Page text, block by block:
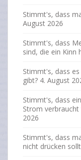
Stimmt's, dass
August 2026
Stimmt's, dass
sind, die ein Kinn
Stimmt's, dass
gibt? 4. August
Stimmt's, dass
Strom verbraucht
2026
Stimmt's, dass
nicht drücken